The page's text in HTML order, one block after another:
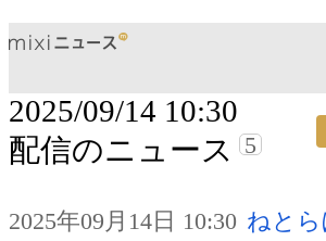
2025/09/14 10:30
配信のニュース
5
2025年09月14日 10:30 ねと